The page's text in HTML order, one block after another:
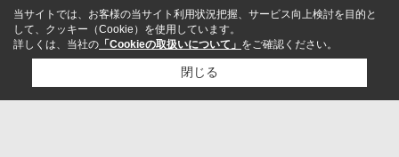
当サイトでは、お客様の当サイト利用状況把握、サービス向上検討を目的と
して、クッキー（Cookie）を使用しています。
詳しくは、当社の 「Cookieの取扱いについて」 をご確認ください。
閉じる